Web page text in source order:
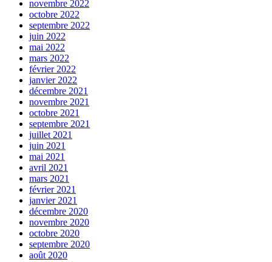
novembre 2022
octobre 2022
septembre 2022
juin 2022
mai 2022
mars 2022
février 2022
janvier 2022
décembre 2021
novembre 2021
octobre 2021
septembre 2021
juillet 2021
juin 2021
mai 2021
avril 2021
mars 2021
février 2021
janvier 2021
décembre 2020
novembre 2020
octobre 2020
septembre 2020
août 2020